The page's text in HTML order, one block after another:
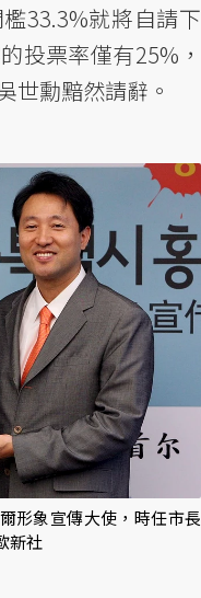
33.3%就將自請下
投票率僅有25%，
世勳黯然請辭。
形象宣傳大使，時任市長
新社